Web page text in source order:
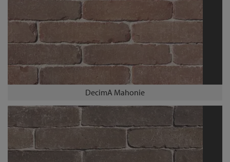
DecimA Mahonie